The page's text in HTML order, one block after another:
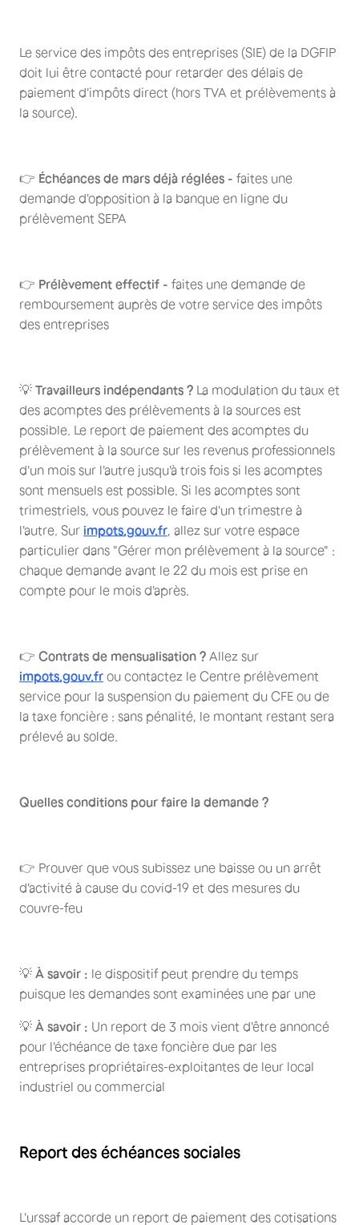
Le service des impôts des entreprises (SIE) de la DGFIP
doit lui être contacté pour retarder des délais de
paiement d'impôts direct (hors TVA et prélèvements à
la source).
👉 Échéances de mars déjà réglées - faites une
demande d'opposition à la banque en ligne du
prélèvement SEPA
👉 Prélèvement effectif - faites une demande de
remboursement auprès de votre service des impôts
des entreprises
💡 Travailleurs indépendants ? La modulation du taux et
des acomptes des prélèvements à la sources est
possible. Le report de paiement des acomptes du
prélèvement à la source sur les revenus professionnels
d'un mois sur l'autre jusqu'à trois fois si les acomptes
sont mensuels est possible. Si les acomptes sont
trimestriels, vous pouvez le faire d'un trimestre à
l'autre. Sur impots.gouv.fr , allez sur votre espace
particulier dans "Gérer mon prélèvement à la source" :
chaque demande avant le 22 du mois est prise en
compte pour le mois d'après.
👉 Contrats de mensualisation ? Allez sur
impots.gouv.fr ou contactez le Centre prélèvement
service pour la suspension du paiement du CFE ou de
la taxe foncière : sans pénalité, le montant restant sera
prélevé au solde.
Quelles conditions pour faire la demande ?
👉 Prouver que vous subissez une baisse ou un arrêt
d'activité à cause du covid-19 et des mesures du
couvre-feu
💡 À savoir : le dispositif peut prendre du temps
puisque les demandes sont examinées une par une
💡 À savoir : Un report de 3 mois vient d'être annoncé
pour l'échéance de taxe foncière due par les
entreprises propriétaires-exploitantes de leur local
industriel ou commercial
Report des échéances sociales
L'urssaf accorde un report de paiement des cotisations